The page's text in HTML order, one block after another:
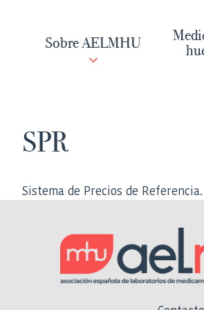
contenidoSobre AELMHU
SPR
Sistema de Precios de Referencia.